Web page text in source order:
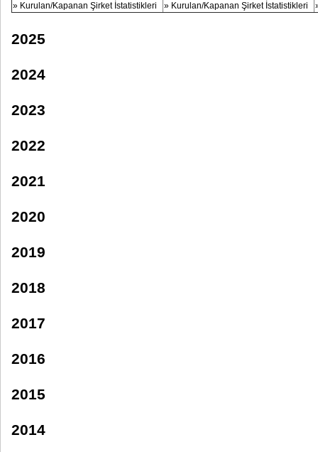
» Kurulan/Kapanan Şirket İstatistikleri
» Kurulan/Kapanan Şirket İstatistikleri
2025
2024
2023
2022
2021
2020
2019
2018
2017
2016
2015
2014